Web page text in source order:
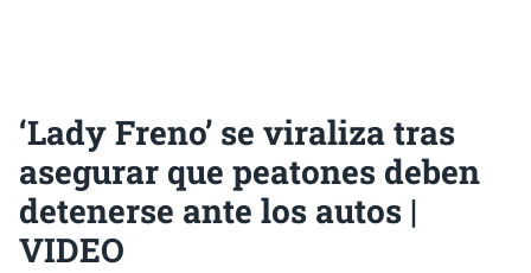
‘Lady Freno’ se viraliza tras
asegurar que peatones deben
detenerse ante los autos |
VIDEO